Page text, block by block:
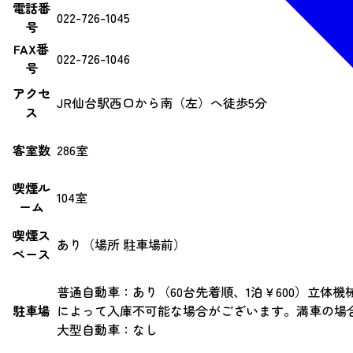
電話番
号
022-726-1045
FAX番
号
022-726-1046
アクセ
ス
JR仙台駅西口から南（左）へ徒歩5分
客室数 286室
喫煙ル
ーム
104室
喫煙ス
ペース あり（場所 駐車場前）
駐車場
普通自動車：あり（60台先着順、1泊￥600）立体
によって入庫不可能な場合がございます。満車の
大型自動車：なし